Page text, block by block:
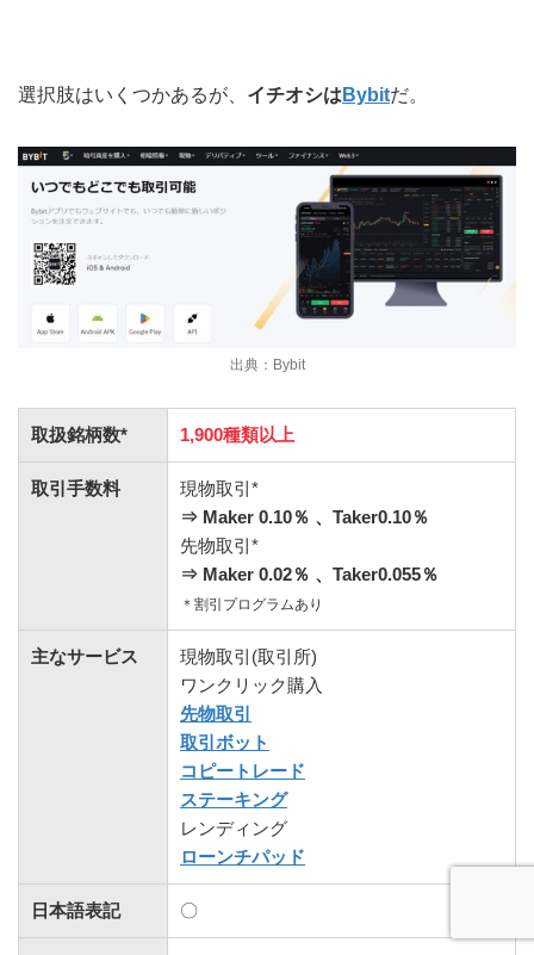
選択肢はいくつかあるが、 イチオシは Bybitだ。
出典：Bybit
取扱銘柄数* 1,900種類以上
取引手数料
現物取引*
⇒ Maker 0.10％ 、Taker0.10％
先物取引*
⇒ Maker 0.02％ 、Taker0.055％
＊割引プログラムあり
主なサービス
現物取引(取引所)
ワンクリック購入
先物取引
取引ボット
コピートレード
ステーキング
レンディング
ローンチパッド
日本語表記 〇